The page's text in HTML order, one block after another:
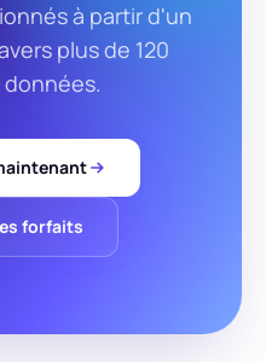
à partir d'un
plus de 120
forfaits